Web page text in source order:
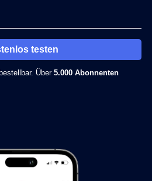
testen
Über 5.000 Abonnenten